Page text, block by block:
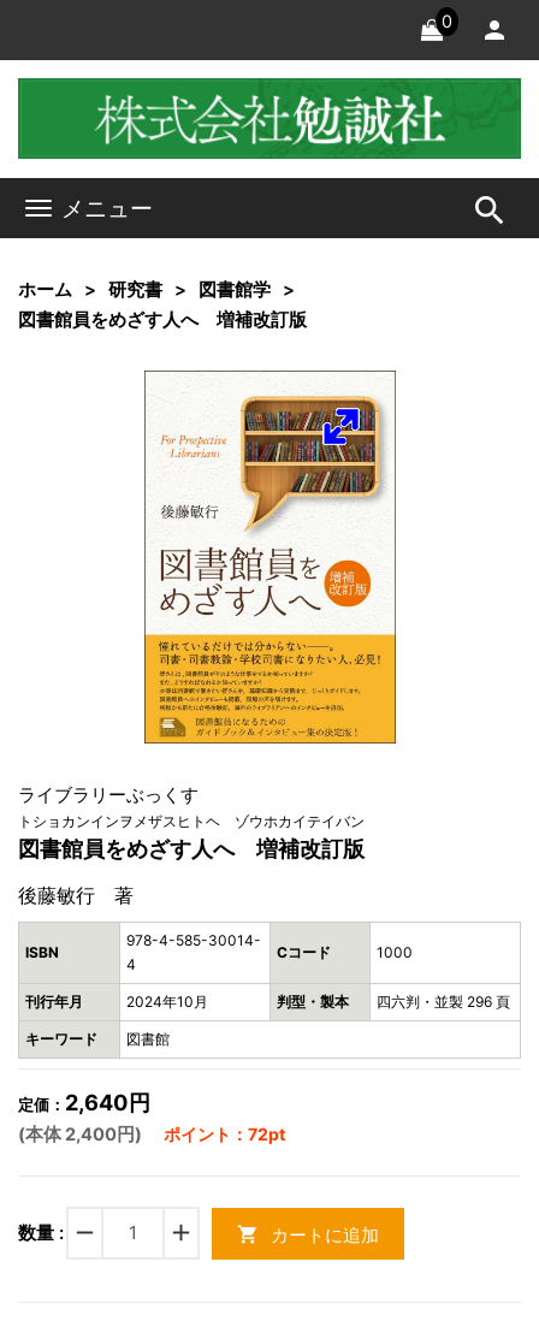
0
メニュー search
ホーム 研究書
図書館学
図書館員をめざす人へ 増補改訂版
ライブラリーぶっくす
トショカンインヲメザスヒトヘ ゾウホカイテイバン
図書館員をめざす人へ 増補改訂版
後藤敏行 著
ISBN
978-4-585-30014-
4
Cコード 1000
刊行年月 2024年10月 判型・製本 四六判・並製 296 頁
キーワード 図書館
定価： 2,640円
(本体 2,400円) ポイント：72pt
数量 : remove add shopping_cart カートに追加